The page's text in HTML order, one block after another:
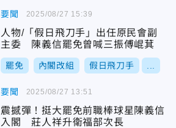
要聞
人物/「假日飛刀手」出任原民會副
主委 陳義信罷免曾喊三振傅崐萁
罷免 內閣改組 假日飛刀手
2025/08/27 15:39
要聞
震撼彈！挺大罷免前職棒球星陳義信
入閣 莊人祥升衛福部次長
2025/08/27 13:51